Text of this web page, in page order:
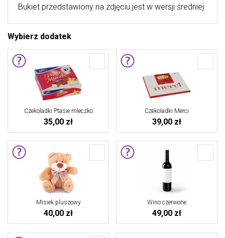
Bukiet przedstawiony na zdjęciu jest w wersji średniej.
Wybierz dodatek
Czekoladki Ptasie mleczko
35,00 zł
Czekoladki Merci
39,00 zł
Misiek pluszowy
40,00 zł
Wino czerwone
49,00 zł